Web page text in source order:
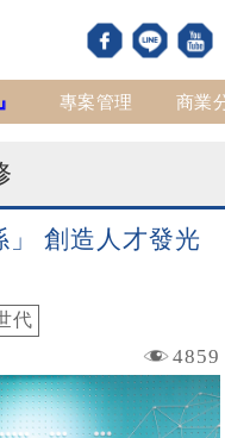
專案管理 商業
」 創造人才發光
代
4859